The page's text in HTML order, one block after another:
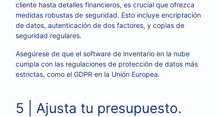
cliente hasta detalles financieros, es crucial que ofrezca
medidas robustas de seguridad. Esto incluye encriptación
de datos, autenticación de dos factores, y copias de
seguridad regulares.
Asegúrese de que el software de inventario en la nube
cumpla con las regulaciones de protección de datos más
estrictas, como el GDPR en la Unión Europea.
5 | Ajusta tu presupuesto.